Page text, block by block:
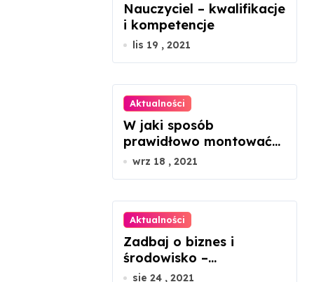
Nauczyciel – kwalifikacje
i kompetencje
lis 19 , 2021
Aktualności
W jaki sposób
prawidłowo montować
panele fotowoltaiczne?
wrz 18 , 2021
Aktualności
Zadbaj o biznes i
środowisko –
ekologiczne porady dla
sie 24 , 2021